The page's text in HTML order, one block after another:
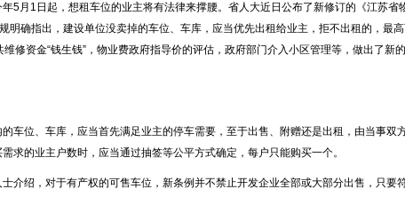
5月1日起，想租车位的业主将有法律来撑腰。省人大近日公布了新修订的《江苏省
明确指出，建设单位没卖掉的车位、车库，应当优先出租给业主，拒不出租的，最
修资金“钱生钱”，物业费政府指导价的评估，政府部门介入小区管理等，做出了新的
车位、车库，应当首先满足业主的停车需要，至于出售、附赠还是出租，由当事双
求的业主户数时，应当通过抽签等公平方式确定，每户只能购买一个。
介绍，对于有产权的可售车位，新条例并不禁止开发企业全部或大部分出售，只要